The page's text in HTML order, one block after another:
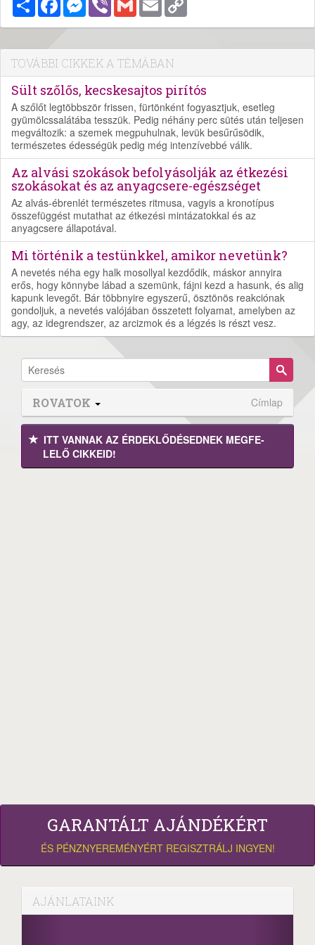
TOVÁBBI CIKKEK A TÉMÁBAN
Sült szőlős, kecskesajtos pirítós
A szőlőt legtöbbször frissen, fürtönként fogyasztjuk, esetleg
gyümölcssalátába tesszük. Pedig néhány perc sütés után teljesen
megváltozik: a szemek megpuhulnak, levük besűrűsödik,
természetes édességük pedig még intenzívebbé válik.
Az alvási szokások befolyásolják az étkezési
szokásokat és az anyagcsere-egészséget
Az alvás-ébrenlét természetes ritmusa, vagyis a kronotípus
összefüggést mutathat az étkezési mintázatokkal és az
anyagcsere állapotával.
Mi történik a testünkkel, amikor nevetünk?
A nevetés néha egy halk mosollyal kezdődik, máskor annyira
erős, hogy könnybe lábad a szemünk, fájni kezd a hasunk, és alig
kapunk levegőt. Bár többnyire egyszerű, ösztönös reakciónak
gondoljuk, a nevetés valójában összetett folyamat, amelyben az
agy, az idegrendszer, az arcizmok és a légzés is részt vesz.
ROVATOK Címlap
ITT VANNAK AZ ÉRDEK­LŐDÉ­SEDNEK MEGFE­
LELŐ CIKKEID!
GARANTÁLT AJÁNDÉKÉRT
ÉS PÉNZNYEREMÉNYÉRT REGISZTRÁLJ INGYEN!
AJÁNLATAINK